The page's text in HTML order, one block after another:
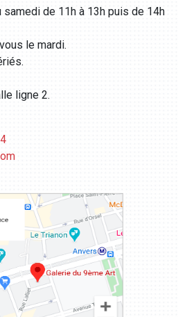
samedi de 11h à 13h puis de 14h
le mardi.
ligne 2.